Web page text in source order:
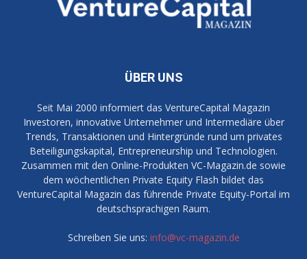
ÜBER UNS
Seit Mai 2000 informiert das VentureCapital Magazin
Investoren, innovative Unternehmer und Intermediäre über
Trends, Transaktionen und Hintergründe rund um privates
Beteiligungskapital, Entrepreneurship und Technologien.
Zusammen mit den Online-Produkten VC-Magazin.de sowie
dem wöchentlichen Private Equity Flash bildet das
VentureCapital Magazin das führende Private Equity-Portal im
deutschsprachigen Raum.
Schreiben Sie uns: info@vc-magazin.de